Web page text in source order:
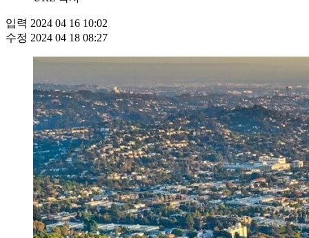
입력 2024 04 16 10:02
수정 2024 04 18 08:27